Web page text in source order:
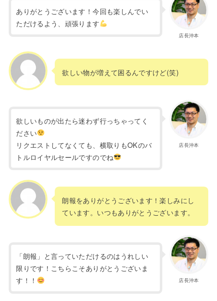
店長沖本
ありがとうございます！今回も楽しんでい
ただけるよう、頑張ります
欲しい物が増えて困るんですけど(笑)
店長沖本
欲しいものが出たら迷わず行っちゃってく
ださい
リクエストしてなくても、横取りもOKのバ
トルロイヤルセールですのでね
朗報をありがとうございます！楽しみにし
ています。いつもありがとうございます。
店長沖本
「朗報」と言っていただけるのはうれしい
限りです！こちらこそありがとうございま
す！！